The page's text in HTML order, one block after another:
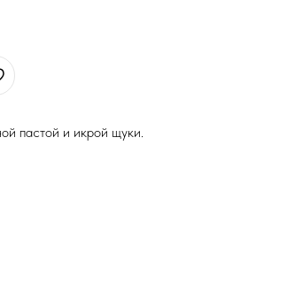
пастой и икрой щуки.